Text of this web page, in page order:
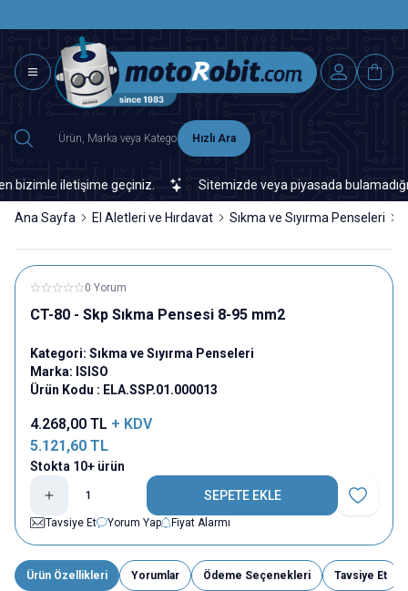
Hızlı Ara
iletişime geçiniz. Sitemizde veya piyasada
Ana Sayfa El Aletleri ve Hırdavat Sıkma ve Sıyırma Penseleri
0 Yorum
CT-80 - Skp Sıkma Pensesi 8-95 mm2
Kategori: Sıkma ve Sıyırma Penseleri
Marka: ISISO
Ürün Kodu : ELA.SSP.01.000013
4.268,00 TL + KDV
5.121,60 TL
Stokta 10+ ürün
SEPETE EKLE
Favoriye
Tavsiye Et
Yorum Yap Fiyat Alarmı
Ürün Özellikleri Yorumlar Ödeme Seçenekleri Tavsiye Et